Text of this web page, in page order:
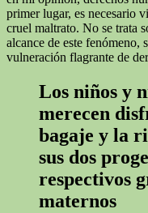
primer lugar, es necesario
cruel maltrato. No se trata
alcance de este fenómeno,
vulneración flagrante de
Los niños y
merecen
bagaje y la
sus dos
respectivos
maternos